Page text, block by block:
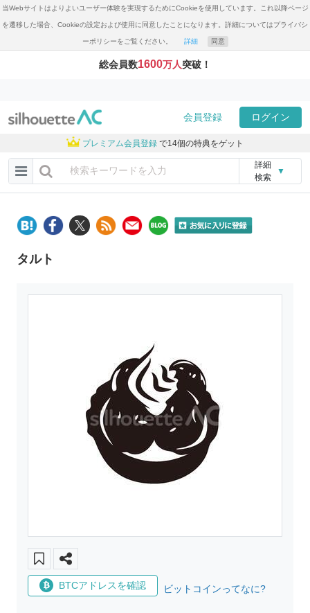
当Webサイトはよりよいユーザー体験を実現するためにCookieを使用しています。これ以降ページ
を遷移した場合、Cookieの設定および使用に同意したことになります。詳細についてはプライバシ
ーポリシーをご覧ください。 詳細 同意
総会員数1600万人突破！
会員登録 ログイン
プレミアム会員登録 で14個の特典をゲット
詳細
検索
▼
タルト
BTCアドレスを確認 ビットコインってなに?